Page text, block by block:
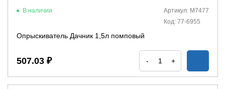
В наличии
Артикул: М7477
Код: 77-6955
Опрыскиватель Дачник 1,5л помповый
507.03 ₽ - +